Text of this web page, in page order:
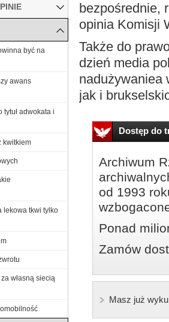
bezpośrednie,
opinia Komisji
Także do
dzień media
nadużywaniea
jak i
Dostęp do
Archiwum
od 1993
Ponad
Zamów
Masz już
być na
awans
tytuł adwokata i
kwitkiem
lekowa tkwi tylko
własną siecią